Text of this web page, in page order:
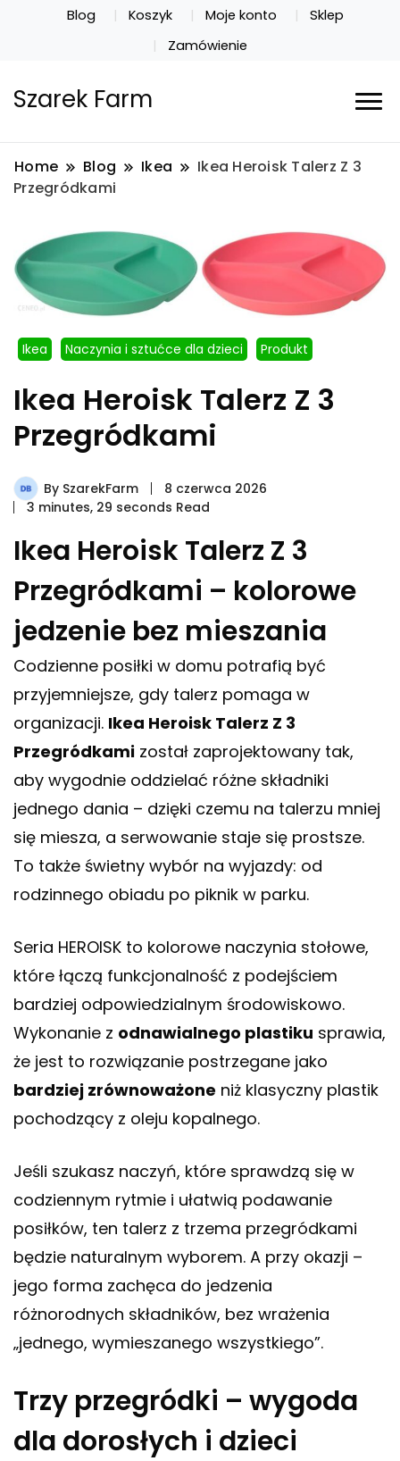
Blog Koszyk Moje konto
Sklep
Zamówienie
Szarek Farm
Home Blog Ikea
Ikea Heroisk Talerz Z 3
Przegródkami
Ikea Naczynia i sztućce dla dzieci Produkt
Ikea Heroisk Talerz Z 3
Przegródkami
By SzarekFarm
8 czerwca 2026
3 minutes, 29 seconds Read
Ikea Heroisk Talerz Z 3
Przegródkami – kolorowe
jedzenie bez mieszania
Codzienne posiłki w domu potrafią być
przyjemniejsze, gdy talerz pomaga w
organizacji. Ikea Heroisk Talerz Z 3
Przegródkami został zaprojektowany tak,
aby wygodnie oddzielać różne składniki
jednego dania – dzięki czemu na talerzu mniej
się miesza, a serwowanie staje się prostsze.
To także świetny wybór na wyjazdy: od
rodzinnego obiadu po piknik w parku.
Seria HEROISK to kolorowe naczynia stołowe,
które łączą funkcjonalność z podejściem
bardziej odpowiedzialnym środowiskowo.
Wykonanie z odnawialnego plastiku sprawia,
że jest to rozwiązanie postrzegane jako
bardziej zrównoważone niż klasyczny plastik
pochodzący z oleju kopalnego.
Jeśli szukasz naczyń, które sprawdzą się w
codziennym rytmie i ułatwią podawanie
posiłków, ten talerz z trzema przegródkami
będzie naturalnym wyborem. A przy okazji –
jego forma zachęca do jedzenia
różnorodnych składników, bez wrażenia
„jednego, wymieszanego wszystkiego”.
Trzy przegródki – wygoda
dla dorosłych i dzieci